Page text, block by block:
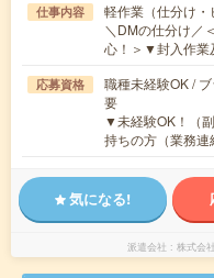
仕事内容
軽作業（仕分け・
＼DMの仕分け／
心！＞▼封入作
応募資格
職種未経験OK /
要
▼未経験OK！（
持ちの方（業務
気になる!
派遣会社 株式会